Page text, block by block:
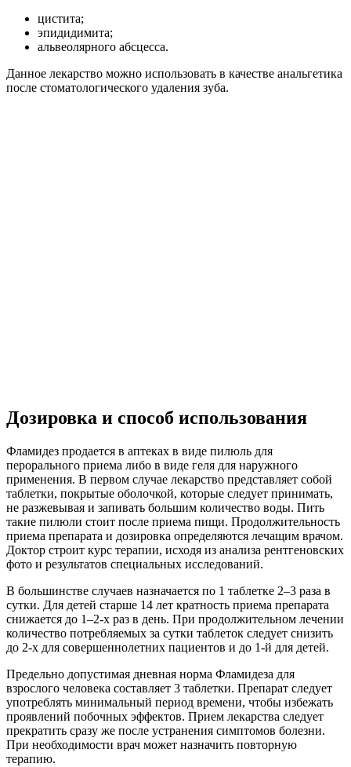
цистита;
эпидидимита;
альвеолярного абсцесса.
Данное лекарство можно использовать в качестве анальгетика
после стоматологического удаления зуба.
Дозировка и способ использования
Фламидез продается в аптеках в виде пилюль для
перорального приема либо в виде геля для наружного
применения. В первом случае лекарство представляет собой
таблетки, покрытые оболочкой, которые следует принимать,
не разжевывая и запивать большим количество воды. Пить
такие пилюли стоит после приема пищи. Продолжительность
приема препарата и дозировка определяются лечащим врачом.
Доктор строит курс терапии, исходя из анализа рентгеновских
фото и результатов специальных исследований.
В большинстве случаев назначается по 1 таблетке 2–3 раза в
сутки. Для детей старше 14 лет кратность приема препарата
снижается до 1–2-х раз в день. При продолжительном лечении
количество потребляемых за сутки таблеток следует снизить
до 2-х для совершеннолетних пациентов и до 1-й для детей.
Предельно допустимая дневная норма Фламидеза для
взрослого человека составляет 3 таблетки. Препарат следует
употреблять минимальный период времени, чтобы избежать
проявлений побочных эффектов. Прием лекарства следует
прекратить сразу же после устранения симптомов болезни.
При необходимости врач может назначить повторную
терапию.